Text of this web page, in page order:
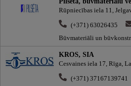
Rūpniecības iela 11,
(+371) 63026435
Būvmateriāli un
KROS, SIA
Cesvaines iela 17, Rīga,
(+371) 37167139741